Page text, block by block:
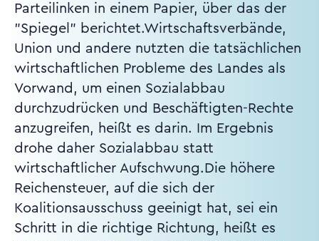
Parteilinken in einem Papier, über das der
"Spiegel" berichtet.Wirtschaftsverbände,
Union und andere nutzten die tatsächlichen
wirtschaftlichen Probleme des Landes als
Vorwand, um einen Sozialabbau
durchzudrücken und Beschäftigten-Rechte
anzugreifen, heißt es darin. Im Ergebnis
drohe daher Sozialabbau statt
wirtschaftlicher Aufschwung.Die höhere
Reichensteuer, auf die sich der
Koalitionsausschuss geeinigt hat, sei ein
Schritt in die richtige Richtung, heißt es